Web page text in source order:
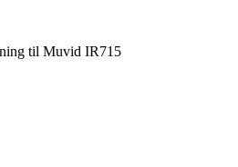
til Muvid IR715